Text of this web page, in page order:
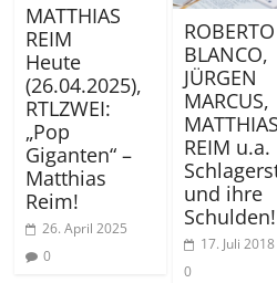
MATTHIAS
REIM
Heute
(26.04.2025),
RTLZWEI:
„Pop
Giganten“ –
Matthias
Reim!
26. April 2025
0
ROBERTO
BLANCO,
JÜRGEN
MARCUS,
MATTHIAS
REIM u.a.
und ihre
Schulden!
17. Juli 2018
0